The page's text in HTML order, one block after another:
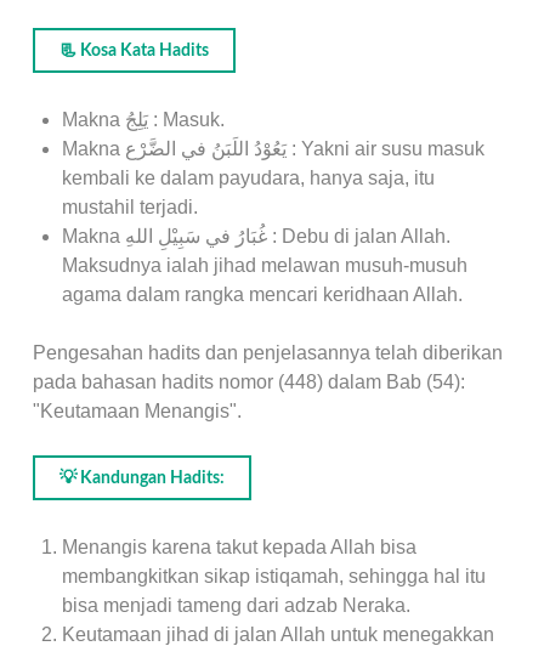
📃 Kosa Kata Hadits
Makna يَلِجُ : Masuk.
Makna يَعُوْدُ اللَبَنُ في الضَّرْع : Yakni air susu masuk
kembali ke dalam payudara, hanya saja, itu
mustahil terjadi.
Makna غُبَارُ في سَبِيْلِ اللهِ : Debu di jalan Allah.
Maksudnya ialah jihad melawan musuh-musuh
agama dalam rangka mencari keridhaan Allah.
Pengesahan hadits dan penjelasannya telah diberikan
pada bahasan hadits nomor (448) dalam Bab (54):
"Keutamaan Menangis".
💡 Kandungan Hadits:
Menangis karena takut kepada Allah bisa
membangkitkan sikap istiqamah, sehingga hal itu
bisa menjadi tameng dari adzab Neraka.
Keutamaan jihad di jalan Allah untuk menegakkan